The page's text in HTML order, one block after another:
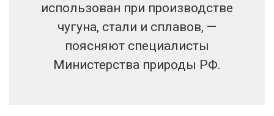
использован при производстве
чугуна, стали и сплавов, —
поясняют специалисты
Министерства природы РФ.